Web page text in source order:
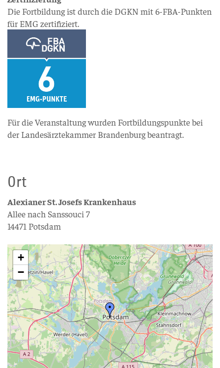
Die Fortbildung ist durch die DGKN mit 6-FBA-Punkten
für EMG zertifiziert.
Für die Veranstaltung wurden Fortbildungspunkte bei
der Landesärztekammer Brandenburg beantragt.
Ort
Alexianer St. Josefs Krankenhaus
Allee nach Sanssouci 7
14471 Potsdam
+
−